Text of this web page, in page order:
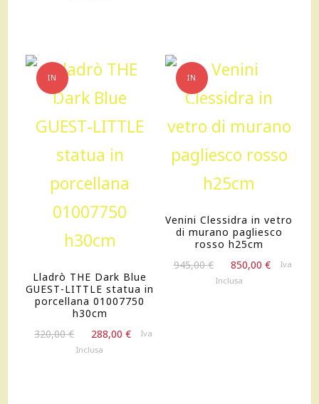
IN
OFFERTA!
Lladrò THE Dark Blue
GUEST-LITTLE statua in
porcellana 01007750
h30cm
320,00€
prezzo
288,00€
IlIva
Inclusa
IN
OFFERTA!
Venini Clessidra in vetro
di murano pagliesco
rosso h25cm
945,00€
prezzo
850,00 €
IlIva
Inclusa